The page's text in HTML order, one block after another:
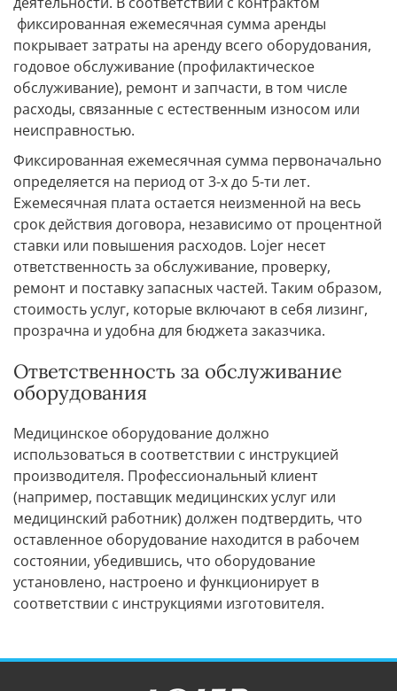
фиксированная ежемесячная сумма аренды
покрывает затраты на аренду всего оборудования,
годовое обслуживание (профилактическое
обслуживание), ремонт и запчасти, в том числе
расходы, связанные с естественным износом или
неисправностью.
Фиксированная ежемесячная сумма первоначально
определяется на период от 3-х до 5-ти лет.
Ежемесячная плата остается неизменной на весь
срок действия договора, независимо от процентной
ставки или повышения расходов. Lojer несет
ответственность за обслуживание, проверку,
ремонт и поставку запасных частей. Таким образом,
стоимость услуг, которые включают в себя лизинг,
прозрачна и удобна для бюджета заказчика.
Ответственность за обслуживание
оборудования
Медицинское оборудование должно
использоваться в соответствии с инструкцией
производителя. Профессиональный клиент
(например, поставщик медицинских услуг или
медицинский работник) должен подтвердить, что
оставленное оборудование находится в рабочем
состоянии, убедившись, что оборудование
установлено, настроено и функционирует в
соответствии с инструкциями изготовителя.